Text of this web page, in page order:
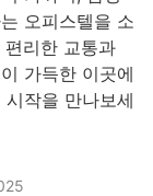
오피스텔을 소
편리한 교통과
가득한 이곳에
작을 만나보세